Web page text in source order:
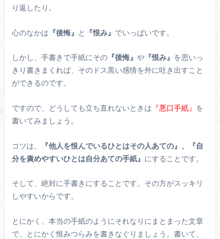
り返したり。
心のなかは 『後悔』 と 『恨み』 でいっぱいです。
しかし、手書きで手紙にその『後悔』 や『恨み』 を思いっ
きり書きまくれば、そのドス黒い感情を外に吐き出すこと
ができるのです。
ですので、どうしても立ち直れないときは 『悪口手紙』
を
書いてみましょう。
コツは、
『他人を恨んでいるひとはその人あての』、『自
分を責めやすいひとは自分あての手紙』 にすることです。
そして、絶対に手書きにすることです。その方がスッキリ
しやすいからです。
とにかく、本当の手紙のようにそれなりにまとまった文章
で、とにかく恨みつらみを書きなぐりましょう。書いて、